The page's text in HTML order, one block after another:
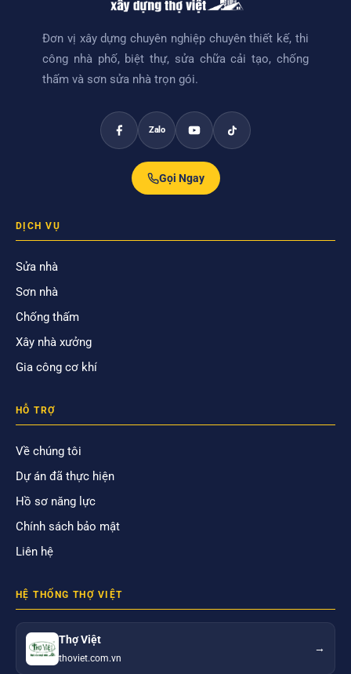
Đơn vị xây dựng chuyên nghiệp chuyên thiết kế, thi
công nhà phố, biệt thự, sửa chữa cải tạo, chống
thấm và sơn sửa nhà trọn gói.
Zalo
Gọi Ngay
DỊCH VỤ
Sửa nhà
Sơn nhà
Chống thấm
Xây nhà xưởng
Gia công cơ khí
HỖ TRỢ
Về chúng tôi
Dự án đã thực hiện
Hồ sơ năng lực
Chính sách bảo mật
Liên hệ
HỆ THỐNG THỢ VIỆT
Thợ Việt
thoviet.com.vn
→